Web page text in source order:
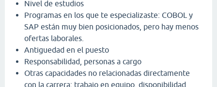
Nivel de estudios
Programas en los que te especializaste: COBOL y
SAP están muy bien posicionados, pero hay menos
ofertas laborales.
Antiguedad en el puesto
Responsabilidad, personas a cargo
Otras capacidades no relacionadas directamente
con la carrera: trabajo en equipo, disponibilidad